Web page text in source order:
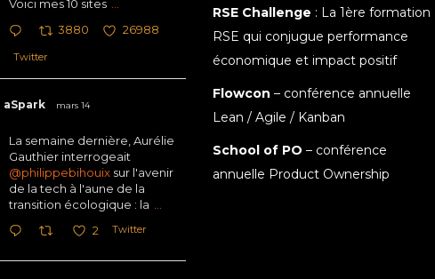
Voici mes 10 sites
3880 26988
Twitter
aSpark mars 14
La semaine dernière, Aurélie
Gauthier interrogeait
@philippebihouixsur l'avenir
de la tech à l'aune de la
transition écologique : la
2 Twitter
RSE Challenge : La 1ère formation
RSE qui conjugue performance
économique et impact positif
Flowcon – conférence annuelle
Lean / Agile / Kanban
School of PO – conférence
annuelle Product Ownership